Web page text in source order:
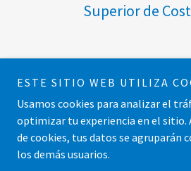
Superior de
Copyright © 2020 Vicente Torrijos
reservados.
ESTE SITIO WEB UTILIZA
Usamos cookies para analizar el
optimizar tu experiencia en el sitio.
de cookies, tus datos se agruparán
los demás usuarios.